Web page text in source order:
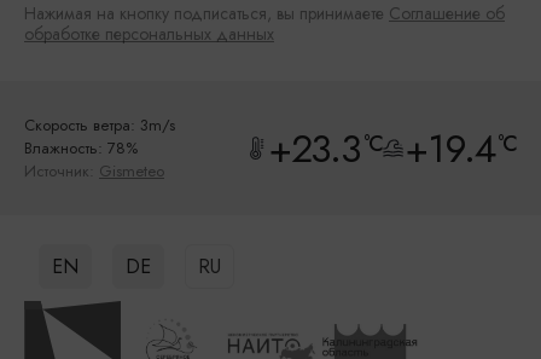
Нажимая на кнопку подписаться, вы принимаете Соглашение об
обработке персональных данных
Скорость ветра: 3m/s
Влажность: 78%
Источник: Gismeteo +23.3°C +19.4°C
EN DE RU